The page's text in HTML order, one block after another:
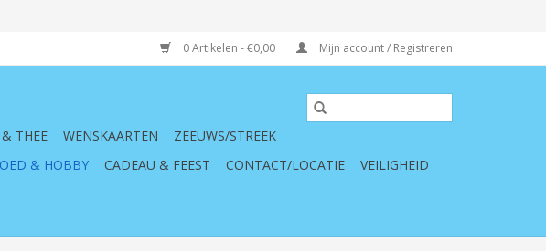
0 Artikelen - €0,00 Mijn account / Registreren
THEE WENSKAARTEN
ZEEUWS/STREEK
& HOBBY CADEAU & FEEST CONTACT/LOCATIE
VEILIGHEID